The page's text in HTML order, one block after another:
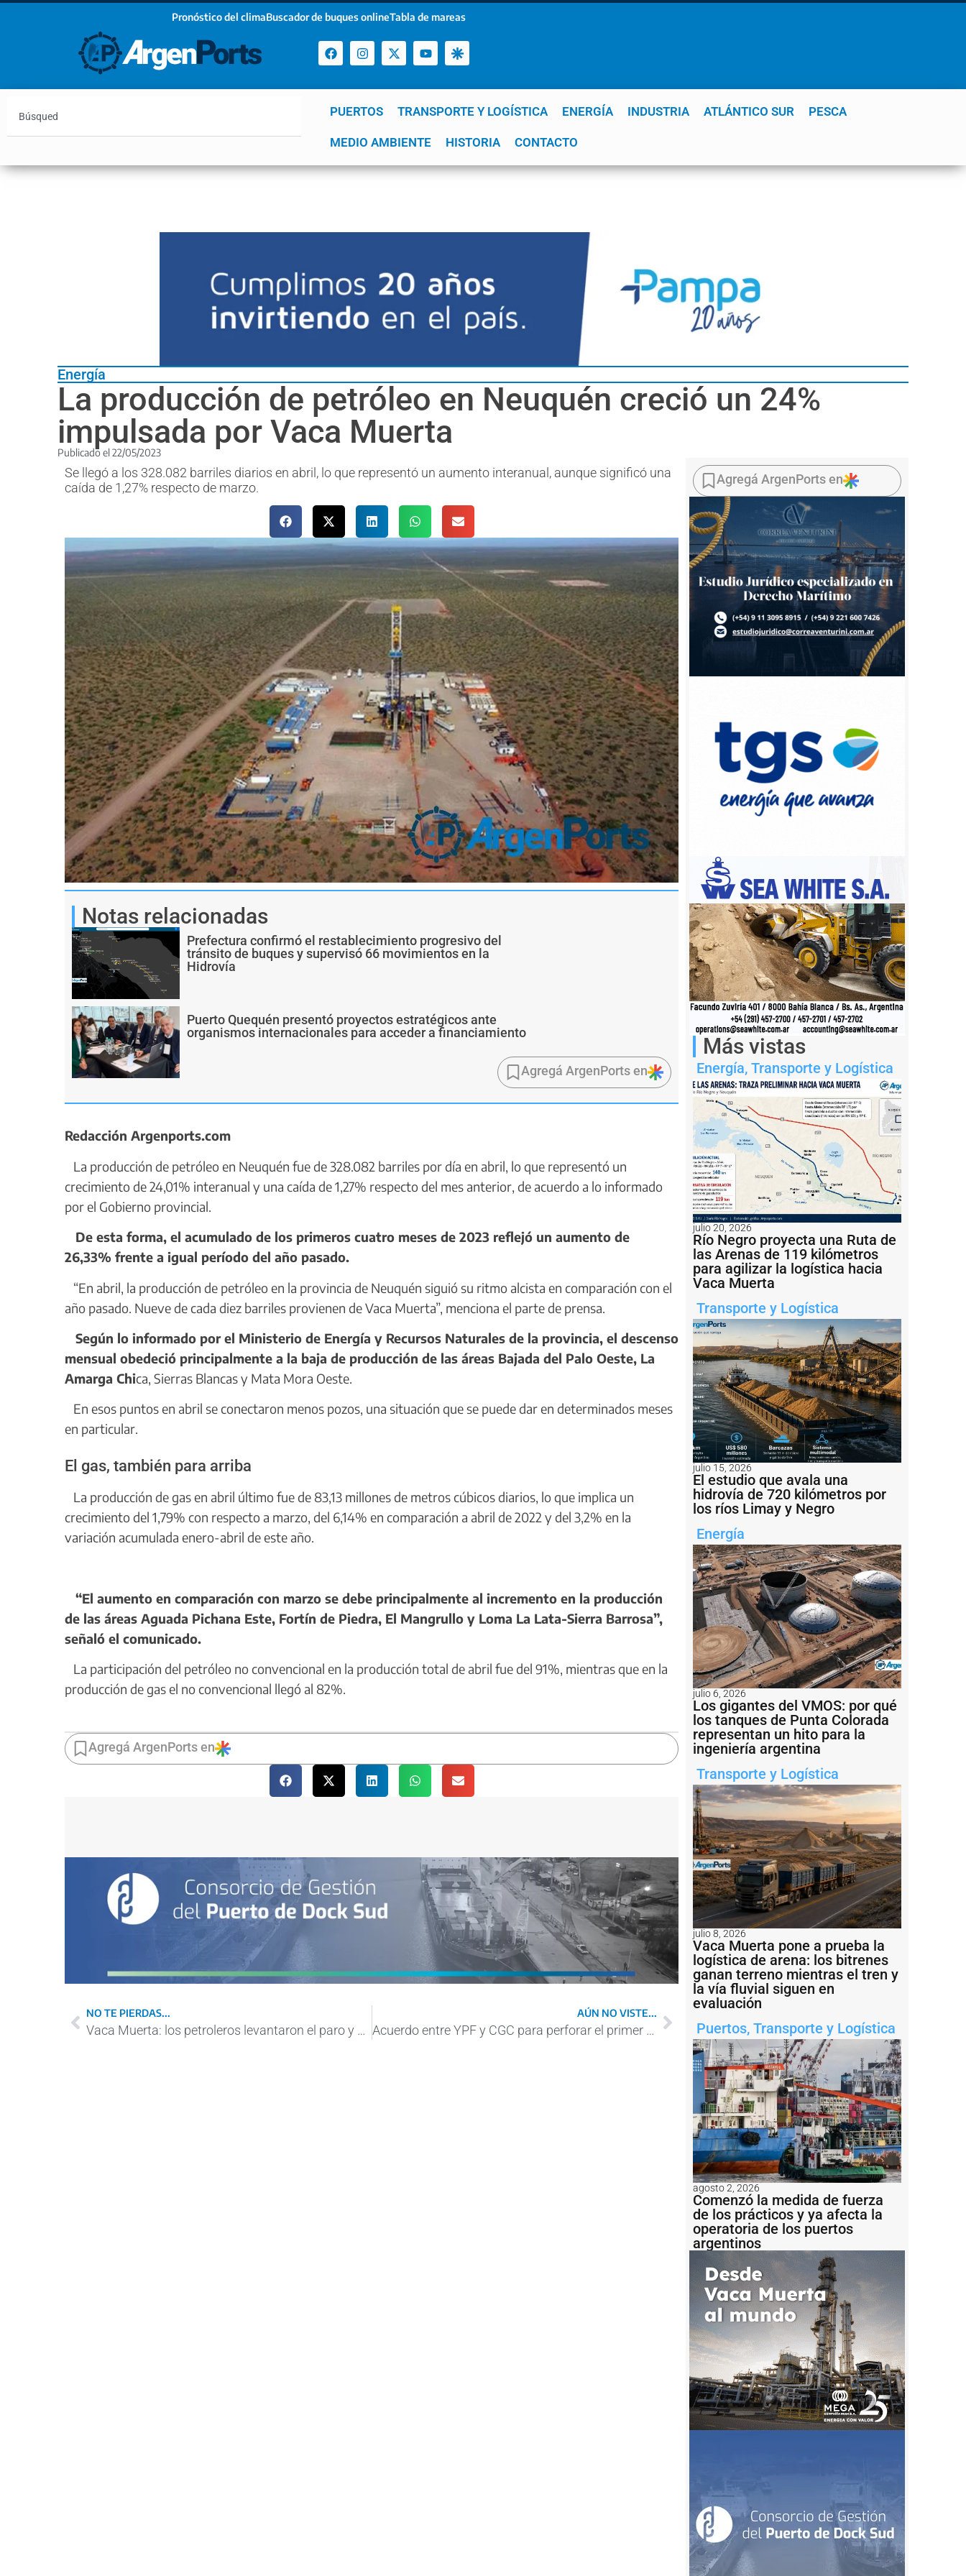
Pronóstico del climaBuscador de buques onlineTabla de mareas
PUERTOS TRANSPORTE Y LOGÍSTICA ENERGÍA INDUSTRIA ATLÁNTICO SUR PESCA
MEDIO AMBIENTE HISTORIA CONTACTO
YPF GNL Mar del Plata Patagonia Quequén
Energía
La producción de petróleo en Neuquén creció un 24%
impulsada por Vaca Muerta
Publicado el 22/05/2023
Se llegó a los 328.082 barriles diarios en abril, lo que representó un aumento interanual, aunque significó una
caída de 1,27% respecto de marzo.
Notas relacionadas
Prefectura confirmó el restablecimiento progresivo del
tránsito de buques y supervisó 66 movimientos en la
Hidrovía
Puerto Quequén presentó proyectos estratégicos ante
organismos internacionales para acceder a financiamiento
Agregá ArgenPorts en
Redacción Argenports.com
La producción de petróleo en Neuquén fue de 328.082 barriles por día en abril, lo que representó un
crecimiento de 24,01% interanual y una caída de 1,27% respecto del mes anterior, de acuerdo a lo informado
por el Gobierno provincial.
De esta forma, el acumulado de los primeros cuatro meses de 2023 reflejó un aumento de
26,33% frente a igual período del año pasado.
“En abril, la producción de petróleo en la provincia de Neuquén siguió su ritmo alcista en comparación con el
año pasado. Nueve de cada diez barriles provienen de Vaca Muerta”, menciona el parte de prensa.
Según lo informado por el Ministerio de Energía y Recursos Naturales de la provincia, el descenso
mensual obedeció principalmente a la baja de producción de las áreas Bajada del Palo Oeste, La
Amarga Chica, Sierras Blancas y Mata Mora Oeste.
En esos puntos en abril se conectaron menos pozos, una situación que se puede dar en determinados meses
en particular.
El gas, también para arriba
La producción de gas en abril último fue de 83,13 millones de metros cúbicos diarios, lo que implica un
crecimiento del 1,79% con respecto a marzo, del 6,14% en comparación a abril de 2022 y del 3,2% en la
variación acumulada enero-abril de este año.
“El aumento en comparación con marzo se debe principalmente al incremento en la producción
de las áreas Aguada Pichana Este, Fortín de Piedra, El Mangrullo y Loma La Lata-Sierra Barrosa”,
señaló el comunicado.
La participación del petróleo no convencional en la producción total de abril fue del 91%, mientras que en la
producción de gas el no convencional llegó al 82%.
Agregá ArgenPorts en
NO TE PIERDAS...
Vaca Muerta: los petroleros levantaron el paro y el estado de asamblea permanente
AÚN NO VISTE...
Acuerdo entre YPF y CGC para perforar el primer pozo en Palermo Aike
Agregá ArgenPorts en
Más vistas
Energía, Transporte y Logística
julio 20, 2026
Río Negro proyecta una Ruta de
las Arenas de 119 kilómetros
para agilizar la logística hacia
Vaca Muerta
Transporte y Logística
julio 15, 2026
El estudio que avala una
hidrovía de 720 kilómetros por
los ríos Limay y Negro
Energía
julio 6, 2026
Los gigantes del VMOS: por qué
los tanques de Punta Colorada
representan un hito para la
ingeniería argentina
Transporte y Logística
julio 8, 2026
Vaca Muerta pone a prueba la
logística de arena: los bitrenes
ganan terreno mientras el tren y
la vía fluvial siguen en
evaluación
Puertos, Transporte y Logística
agosto 2, 2026
Comenzó la medida de fuerza
de los prácticos y ya afecta la
operatoria de los puertos
argentinos
¡Sumate a nuestro Newsletter!
Email
Estoy de acuerdo con las condiciones y políticas de